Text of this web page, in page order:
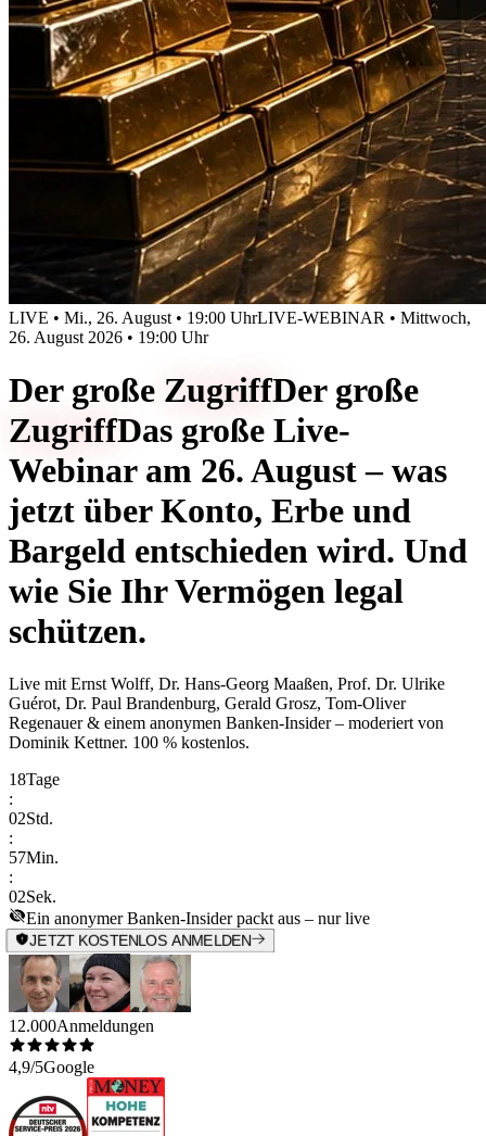
LIVE • Mi., 26. August • 19:00 UhrLIVE-WEBINAR • Mittwoch,
26. August 2026 • 19:00 Uhr
Der große ZugriffDer große
ZugriffDas große Live-
Webinar am 26. August – was
jetzt über Konto, Erbe und
Bargeld entschieden wird. Und
wie Sie Ihr Vermögen legal
schützen.
Live mitErnst Wolff, Dr. Hans-Georg Maaßen, Prof. Dr. Ulrike
Guérot, Dr. Paul Brandenburg, Gerald Grosz, Tom-Oliver
Regenauer & einem anonymen Banken-Insider– moderiert von
Dominik Kettner. 100 % kostenlos.
18Tage
:
02Std.
:
57Min.
:
02Sek.
Ein anonymer Banken-Insider packt aus – nur live
JETZT KOSTENLOS ANMELDEN
12.000Anmeldungen
4,9/5Google